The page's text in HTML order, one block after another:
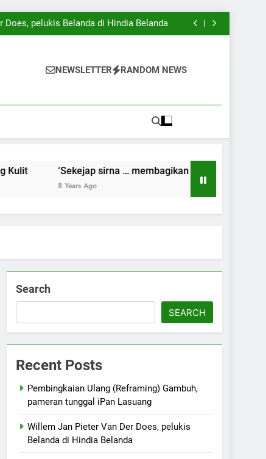
Gambuh, pameran tunggal iPan Lasuang
Does, pelukis Belanda di Hindia Belanda
Pertunjukan Wayang Kulit
Does, pelukis Belanda di Hindia Belanda
Pertunjukan Wayang Kulit
NEWSLETTER RANDOM NEWS
‘Sekejap sirna … membagikan Kenangan dan
8 Years Ago
Search
SEARCH
Recent Posts
Pembingkaian Ulang (Reframing) Gambuh,
pameran tunggal iPan Lasuang
Willem Jan Pieter Van Der Does, pelukis
Belanda di Hindia Belanda